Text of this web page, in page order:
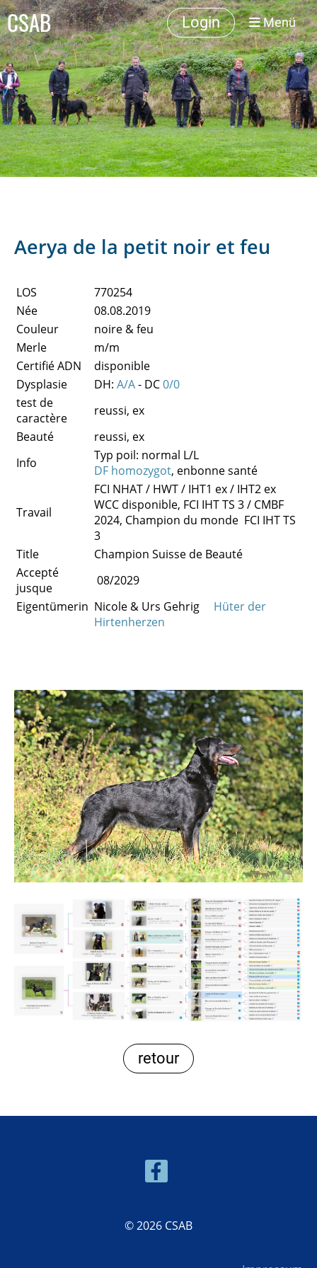
CSAB Login Menü
Aerya de la petit noir et feu
LOS
770254
Née
08.08.2019
Couleur
noire & feu
Merle
m/m
Certifié ADN
disponible
Dysplasie
DH: A/A- DC0/0
test de
caractère
reussi, ex
Beauté
reussi, ex
Info
Typ poil: normal L/L
DF homozygot, enbonne santé
Travail
FCI NHAT / HWT / IHT1 ex / IHT2 ex
WCC disponible, FCI IHT TS 3 / CMBF
2024, Champion du monde FCI IHT TS
3
Title
Champion Suisse de Beauté
Accepté
jusque
08/2029
Eigentümerin Nicole & Urs Gehrig Hüter der
Hirtenherzen
retour
© 2026 CSAB